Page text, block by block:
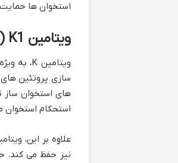
استخوان ها
ویتامین K1 (50 میکروگرم): ناظم استخوان سازی
های استخوان
استحکام استخوان